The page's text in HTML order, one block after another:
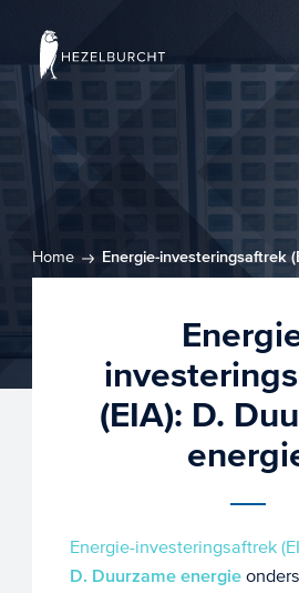
Home
Energie-investeringsaftrek
(EIA): D.
Energie-investeringsaftrek
D. Duurzame energie